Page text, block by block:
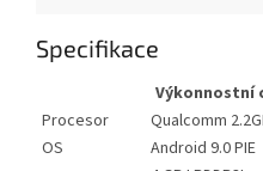
Specifikace
Výkonnostní
Procesor
Qualcomm
OS
Android 9.0 PIE